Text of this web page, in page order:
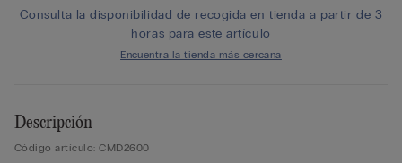
Consulta la disponibilidad de recogida en tienda a partir de 3
horas para este artículo
Encuentra la tienda más cercana
Descripción
Código artículo: CMD2600